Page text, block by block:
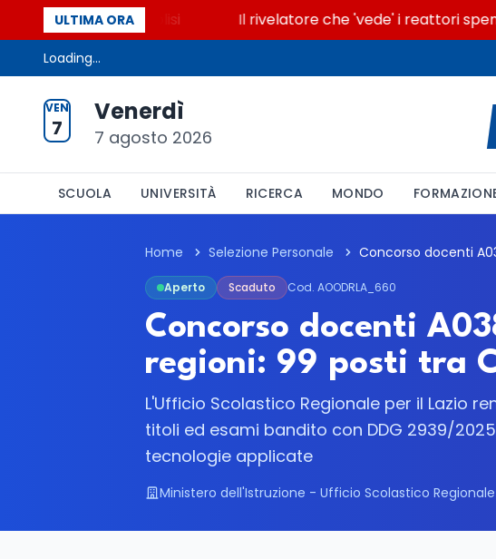
ULTIMA ORA
la glicolisi Il rivelatore che 'vede' i reattori spenti
Loading...
VEN
7
Venerdì
7 agosto 2026
SCUOLA UNIVERSITÀ RICERCA MONDO
Home Selezione Personale
Aperto Scaduto Cod. AOODRLA_660
Concorso docenti
regioni: 99 posti tra
L'Ufficio Scolastico Regionale per il Lazio
titoli ed esami bandito con DDG 2939/
tecnologie applicate
Ministero dell'Istruzione - Ufficio Scolastico Regionale